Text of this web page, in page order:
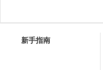
新手指南